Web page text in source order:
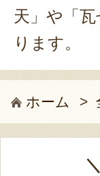
天」や「
ります。
ホーム >